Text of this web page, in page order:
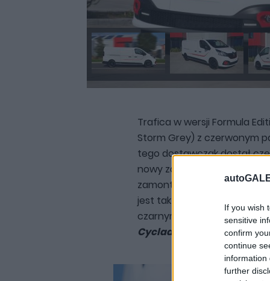
If you wish
sensitive
confirm
continue
information
further
Trafica w wersji Formula
Storm Grey) z czerwonym
tego dostawczak dostał
nowy zderzak w kolorze
zamontowane w nim
jest także tylny słupek w
czarnym plastikiem.
Cyclade
w kolorze czarnym.